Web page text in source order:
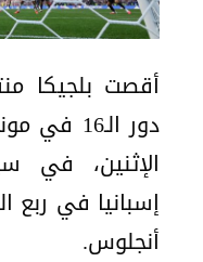
أقصت بلجيكا
الإثنين، في
إسبانيا في ربع
أنجلوس.